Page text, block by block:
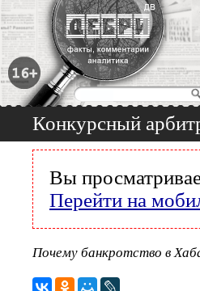
Конкурсный
Вы
Перейти на
Почему банкротство в